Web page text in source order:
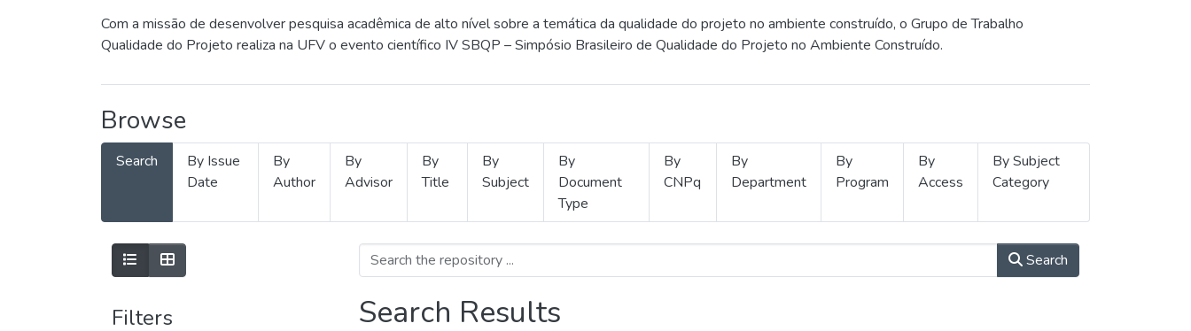
Com a missão de desenvolver pesquisa acadêmica de alto nível sobre a temática da qualidade do projeto no ambiente construído, o Grupo de Trabalho
Qualidade do Projeto realiza na UFV o evento científico IV SBQP – Simpósio Brasileiro de Qualidade do Projeto no Ambiente Construído.
Browse
Search
By Issue
Date
By
Author
By
Advisor
By
Title
By
Subject
By
Document
Type
By
CNPq
By
Department
By
Program
By
Access
By Subject
Category
Filters
Search
Search Results